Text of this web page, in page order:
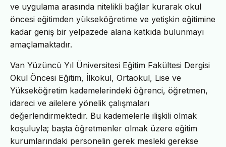
ve uygulama arasında nitelikli bağlar kurarak okul
öncesi eğitimden yükseköğretime ve yetişkin eğitimine
kadar geniş bir yelpazede alana katkıda bulunmayı
amaçlamaktadır.
Van Yüzüncü Yıl Üniversitesi Eğitim Fakültesi Dergisi
Okul Öncesi Eğitim, İlkokul, Ortaokul, Lise ve
Yükseköğretim kademelerindeki öğrenci, öğretmen,
idareci ve ailelere yönelik çalışmaları
değerlendirmektedir. Bu kademelerle ilişkili olmak
koşuluyla; başta öğretmenler olmak üzere eğitim
kurumlarındaki personelin gerek mesleki gerekse